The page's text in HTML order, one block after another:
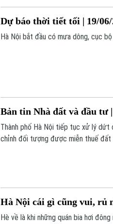
Dự báo thời tiết tối | 19/06/
Hà Nội bắt đầu có mưa dông, cục
Bản tin Nhà đất và đầu tư
Thành phố Hà Nội tiếp tục xử lý dứt
chỉnh đối tượng được miễn thuế đất
Hà Nội cái gì cũng vui, rủ
Hè về là khi những quán bia hơi